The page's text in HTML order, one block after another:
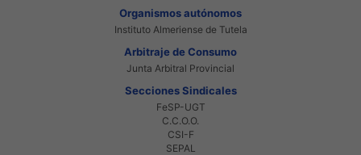
Organismos autónomos
Instituto Almeriense de Tutela
Arbitraje de Consumo
Junta Arbitral Provincial
Secciones Sindicales
FeSP-UGT
C.C.O.O.
CSI-F
SEPAL